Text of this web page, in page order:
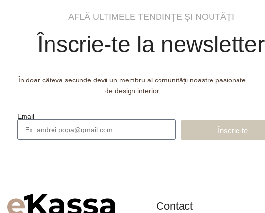
AFLĂ ULTIMELE TENDINȚE ȘI NOUTĂȚI
Înscrie-te la newsletter
În doar câteva secunde devii un membru al comunității noastre pasionate
de design interior
Email
Înscrie-te
Contact